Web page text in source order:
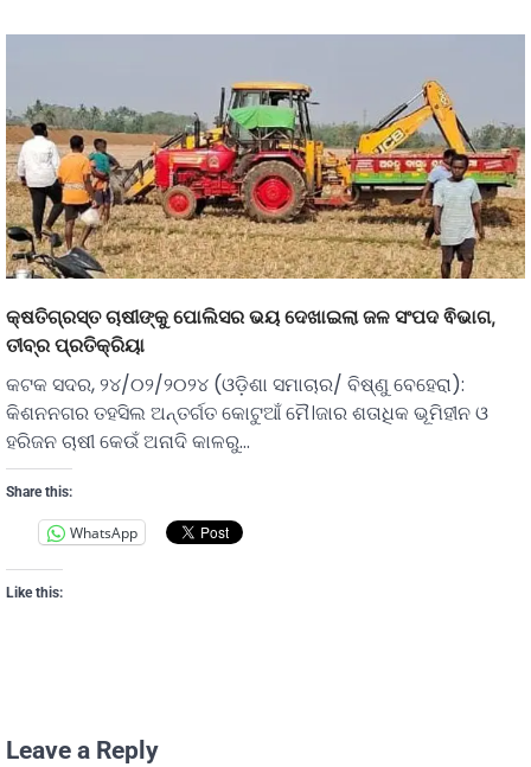
କ୍ଷତିଗ୍ରସ୍ତ ଚାଷୀଙ୍କୁ ପୋଲିସର ଭୟ ଦେଖାଇଲା ଜଳ ସଂପଦ ଵିଭାଗ,
ତୀବ୍ର ପ୍ରତିକ୍ରିୟା
କଟକ ସଦର, ୨୪/୦୨/୨୦୨୪ (ଓଡ଼ିଶା ସମାଚାର/ ବିଷ୍ଣୁ ବେହେରା):
କିଶନନଗର ତହସିଲ ଅନ୍ତର୍ଗତ କୋଟୁଆଁ ମୈ।ଜାର ଶତାଧିକ ଭୂମିହୀନ ଓ
ହରିଜନ ଚାଷୀ କେଉଁ ଅନାଦି କାଳରୁ…
Share this:
WhatsApp
Like this:
Leave a Reply